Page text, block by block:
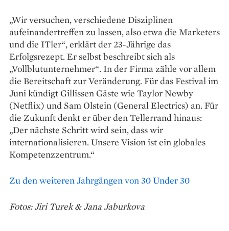
„Wir versuchen, verschiedene Disziplinen
aufeinandertreffen zu lassen, also etwa die Marketers
und die ITler“, erklärt der 23-Jährige das
Erfolgsrezept. Er selbst beschreibt sich als
„Vollblutunternehmer“. In der Firma zähle vor allem
die Bereitschaft zur Veränderung. Für das Festival im
Juni kündigt Gillissen Gäste wie Taylor Newby
(Netflix) und Sam Olstein (General Electrics) an. Für
die Zukunft denkt er über den Tellerrand hinaus:
„Der nächste Schritt wird sein, dass wir
internationalisieren. Unsere Vision ist ein globales
Kompetenzzentrum.“
Zu den weiteren Jahrgängen von 30 Under 30
Fotos: Jiri Turek & Jana Jaburkova